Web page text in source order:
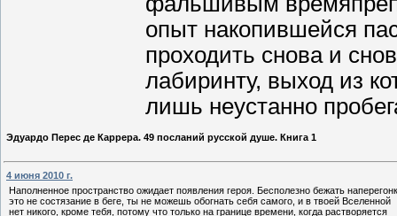
опыт накопившейся
проходить снова и
лабиринту, выход из
лишь неустанно
Эдуардо Перес де Каррера. 49 посланий русской душе. Книга 1
4 июня 2010 г.
Наполненное пространство ожидает появления героя. Бесполезно бежать
это не состязание в беге, ты не можешь обогнать себя самого, и в твоей Вселенной
нет никого, кроме тебя, потому что только на границе времени, когда растворяется